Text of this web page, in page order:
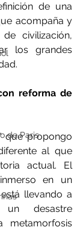
de Paris
de una
acompaña y
civilización,
los grandes
reforma de
que propongo
al que
actual. El
en un
llevando a
desastre
metamorfosis